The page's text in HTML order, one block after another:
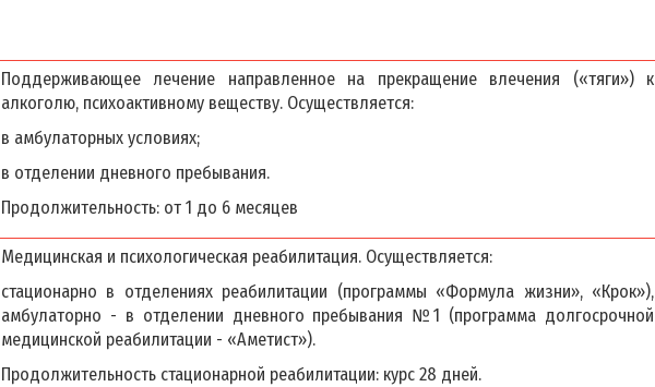
Поддерживающее лечение направленное на прекращение влечения («тяги») к
алкоголю, психоактивному веществу. Осуществляется:
в амбулаторных условиях;
в отделении дневного пребывания.
Продолжительность: от 1 до 6 месяцев
Медицинская и психологическая реабилитация. Осуществляется:
стационарно в отделениях реабилитации (программы «Формула жизни», «Крок»),
амбулаторно - в отделении дневного пребывания №1 (программа долгосрочной
медицинской реабилитации - «Аметист»).
Продолжительность стационарной реабилитации: курс 28 дней.